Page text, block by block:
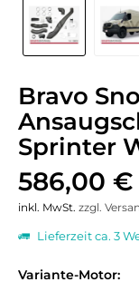
Bravo
Sprinter
586,00 €
inkl. MwSt. zzgl.
Lieferzeit ca. 3
Variante-Motor: